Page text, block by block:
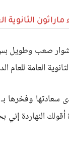
الثانوية
صعب وطويل
العامة للعام الدراسي
وفخرها بـ
أقولك